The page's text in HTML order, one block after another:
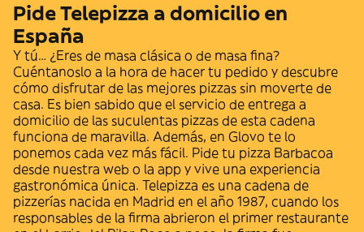
Pide Telepizza a domicilio en
España
Y tú… ¿Eres de masa clásica o de masa fina?
Cuéntanoslo a la hora de hacer tu pedido y descubre
cómo disfrutar de las mejores pizzas sin moverte de
casa. Es bien sabido que el servicio de entrega a
domicilio de las suculentas pizzas de esta cadena
funciona de maravilla. Además, en Glovo te lo
ponemos cada vez más fácil. Pide tu pizza Barbacoa
desde nuestra web o la app y vive una experiencia
gastronómica única. Telepizza es una cadena de
pizzerías nacida en Madrid en el año 1987, cuando los
responsables de la firma abrieron el primer restaurante